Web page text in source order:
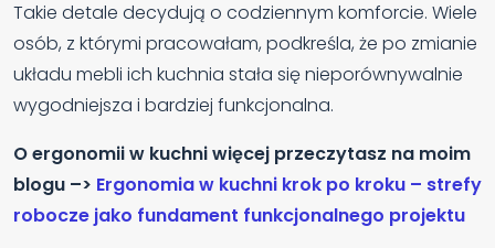
Takie detale decydują o codziennym komforcie. Wiele
osób, z którymi pracowałam, podkreśla, że po zmianie
układu mebli ich kuchnia stała się nieporównywalnie
wygodniejsza i bardziej funkcjonalna.
O ergonomii w kuchni więcej przeczytasz na moim
blogu –> Ergonomia w kuchni krok po kroku – strefy
robocze jako fundament funkcjonalnego projektu